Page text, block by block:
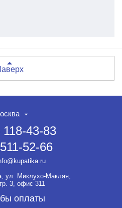
43-83
52-66
ул. Миклухо-Маклая,
3, офис 311
оплаты